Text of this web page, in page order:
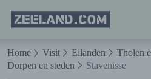
Naar hoofdinhoud
Homepage
Zeeland.com
Home Visit Eilanden
Tholen
Dorpen en steden
Stavenisse